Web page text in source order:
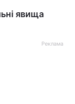
явища
Реклама